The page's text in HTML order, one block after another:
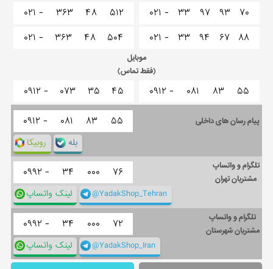
۰۲۱ -
۳۳ ۹۷ ۹۳
۷۰
۰۲۱ -
۳۳ ۹۴ ۶۷ ۸۸
۰۲۱ -
۳۶۳ ۴۸
۵۱۲
۰۲۱ -
۳۶۳ ۴۸ ۵۰۴
موبایل
(فقط تماس)
۰۹۱۲ - ۰۸۱ ۸۳ ۵۵ ۰۹۱۲ - ۰۷۳ ۳۵ ۴۵
پیام رسان های داخلی ۰۹۱۲ - ۰۸۱ ۸۳ ۵۵
روبیکا بله
تلگرام و واتساپ
مشتریان تهران
۰۹۹۲ - ۳۴ ۰۰۰ ۷۶
لینک واتساپ @YadakShop_Tehran
تلگرام و واتساپ
مشتریان شهرستان
۰۹۹۲ - ۳۴ ۰۰۰ ۷۲
لینک واتساپ @YadakShop_Iran